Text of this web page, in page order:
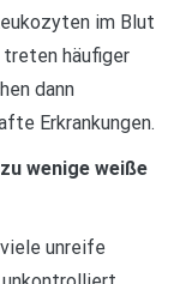
im Blut
treten häufiger
dann
Erkrankungen.
wenige weiße
unreife